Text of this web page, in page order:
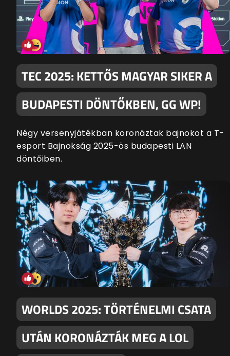
TEC 2025: KETTŐS MAGYAR SIKER A
BUDAPESTI DÖNTŐKBEN, GG WP!
Négy versenyjátékban koronáztak bajnokot a T-
esport Bajnokság 2025-ös budapesti LAN
döntőiben.
WORLDS 2025: TÖRTÉNELMI CSATA
UTÁN KORONÁZTÁK MEG A LOL